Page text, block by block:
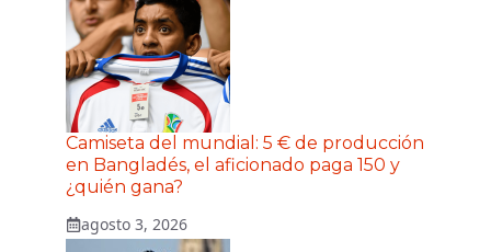
Camiseta del mundial: 5 € de producción
en Bangladés, el aficionado paga 150 y
¿quién gana?
agosto 3, 2026